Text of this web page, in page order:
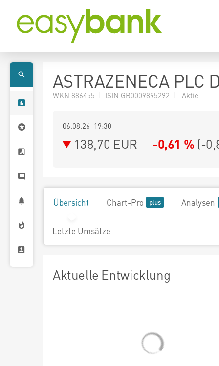
ASTRAZENECA PLC
WKN 886455 | ISIN GB0009895292 | Aktie
06.08.26 19:30
138,70 EUR -0,61 % (-
Übersicht Chart-Pro Analysen
Letzte Umsätze
Aktuelle Entwicklung